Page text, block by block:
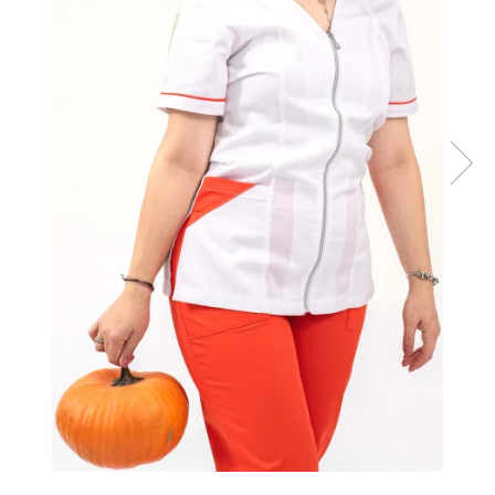
Halate medicale barbati
Halate medicale P2 cu fluturas
Halate medicale cu nasturi
Halate medicale cu fermoar
Halate medicale polar - unisex
Halate medicale albe
Fuste medicale
Sarafane medicale
Veste, Jachete
Veste de lucru
Jachete de lucru
Articole din Polar